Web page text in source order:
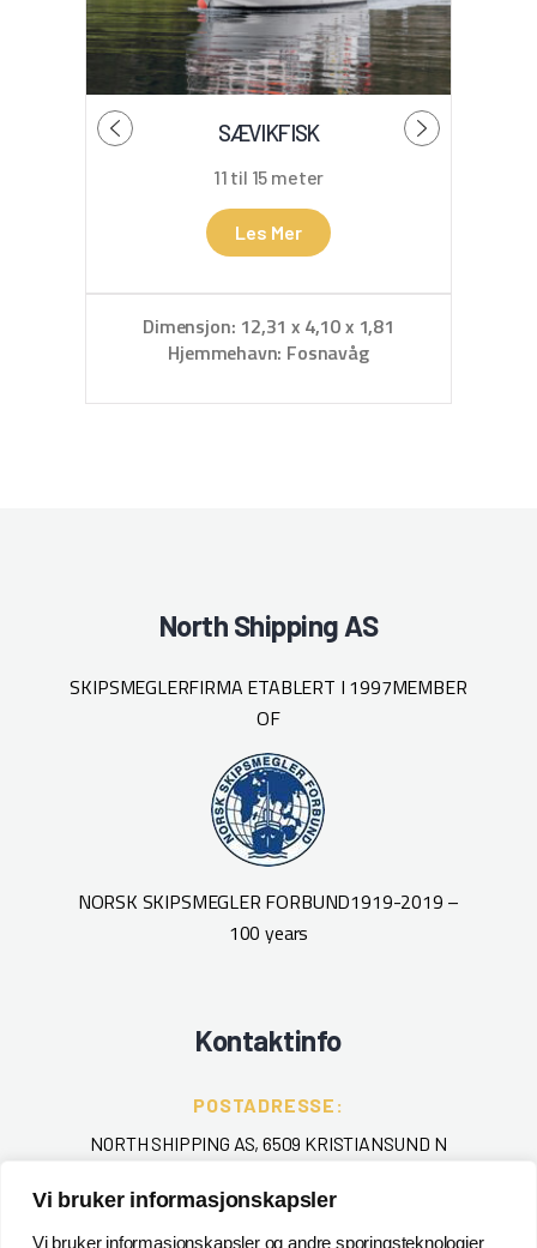
Vi bruker informasjonskapsler
Vi bruker informasjonskapsler og andre sporingsteknologier
SÆVIKFISK
11 til 15 meter
Les Mer
Dimensjon: 12,31 x 4,10 x 1,81
Hjemmehavn: Fosnavåg
North Shipping AS
SKIPSMEGLERFIRMA ETABLERT I 1997MEMBER
OF
NORSK SKIPSMEGLER FORBUND1919-2019 –
100 years
Kontaktinfo
POSTADRESSE:
NORTH SHIPPING AS, 6509 KRISTIANSUND N
TELEFON:
+ 47 715 40 000